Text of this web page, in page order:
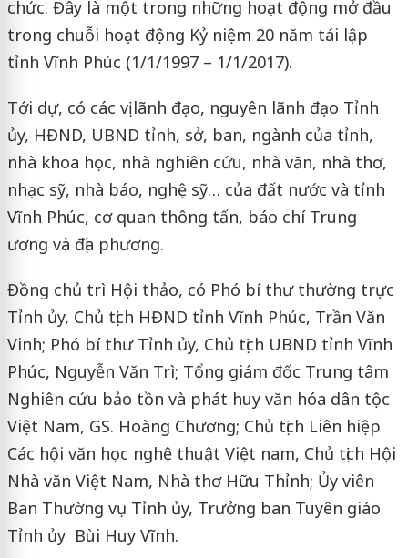
chức. Đây là một trong những hoạt động mở đầu
trong chuỗi hoạt động Kỷ niệm 20 năm tái lập
tỉnh Vĩnh Phúc (1/1/1997 – 1/1/2017).
Tới dự, có các vị lãnh đạo, nguyên lãnh đạo Tỉnh
ủy, HĐND, UBND tỉnh, sở, ban, ngành của tỉnh,
nhà khoa học, nhà nghiên cứu, nhà văn, nhà thơ,
nhạc sỹ, nhà báo, nghệ sỹ… của đất nước và tỉnh
Vĩnh Phúc, cơ quan thông tấn, báo chí Trung
ương và địa phương.
Đồng chủ trì Hội thảo, có Phó bí thư thường trực
Tỉnh ủy, Chủ tịch HĐND tỉnh Vĩnh Phúc, Trần Văn
Vinh; Phó bí thư Tỉnh ủy, Chủ tịch UBND tỉnh Vĩnh
Phúc, Nguyễn Văn Trì; Tổng giám đốc Trung tâm
Nghiên cứu bảo tồn và phát huy văn hóa dân tộc
Việt Nam, GS. Hoàng Chương; Chủ tịch Liên hiệp
Các hội văn học nghệ thuật Việt nam, Chủ tịch Hội
Nhà văn Việt Nam, Nhà thơ Hữu Thỉnh; Ủy viên
Ban Thường vụ Tỉnh ủy, Trưởng ban Tuyên giáo
Tỉnh ủy Bùi Huy Vĩnh.